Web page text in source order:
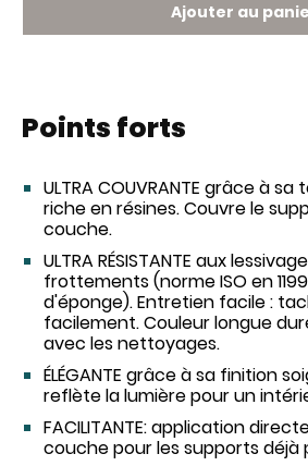
Ajouter au
Points forts
ULTRA COUVRANTE grâce à
riche en résines. Couvre le
couche.
ULTRA RÉSISTANTE aux
frottements (norme ISO en
d'éponge). Entretien facile :
facilement. Couleur longue
avec les nettoyages.
ÉLÉGANTE grâce à sa finition
reflète la lumière pour un
FACILITANTE: application
couche pour les supports déjà